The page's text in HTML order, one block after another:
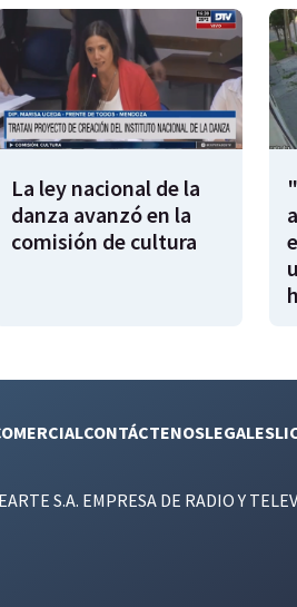
La ley nacional de la
danza avanzó en la
comisión de cultura
CONTÁCTENOSLEGALES
S.A. EMPRESA DE RADIO Y